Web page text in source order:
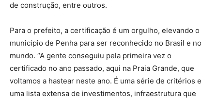
de construção, entre outros.
Para o prefeito, a certificação é um orgulho, elevando o
município de Penha para ser reconhecido no Brasil e no
mundo. “A gente conseguiu pela primeira vez o
certificado no ano passado, aqui na Praia Grande, que
voltamos a hastear neste ano. É uma série de critérios e
uma lista extensa de investimentos, infraestrutura que